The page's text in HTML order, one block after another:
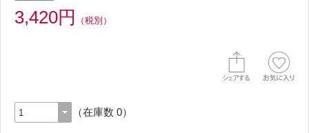
3,420円 （税別）
（在庫数 0）